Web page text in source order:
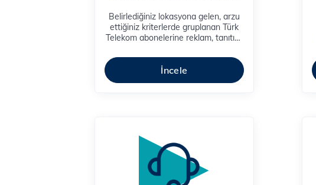
Belirlediğiniz lokasyona gelen, arzu
ettiğiniz kriterlerde gruplanan Türk
Telekom abonelerine reklam, tanıtım,
mesajlarınızı iletebilirsiniz.
İncele